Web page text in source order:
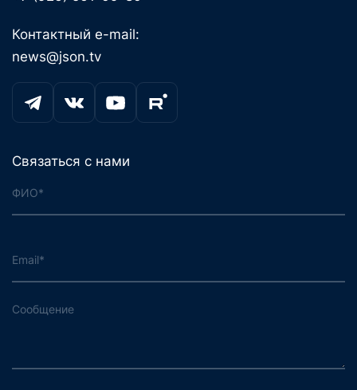
Контактный e-mail:
news@json.tv
Связаться с нами